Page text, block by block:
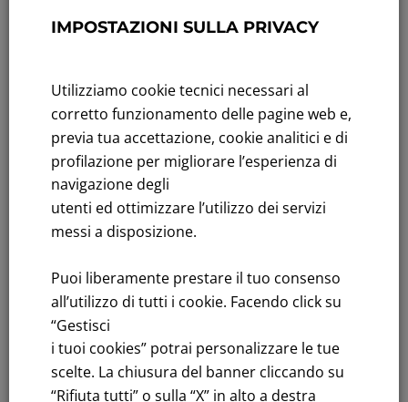
Title performance: On the stock Exchange
FNM S.p.A.
Headquarters in Milan, Piazzale Cadorna, 14
fnm@legalmail.it
Share capital € 230,000,000.00 fully paid up
Register of Companies
C.C.I.AA. Milano – REA 28331
IMPOSTAZIONI SULLA PRIVACY
Utilizziamo cookie tecnici necessari al
corretto funzionamento delle pagine web e,
previa tua accettazione, cookie analitici e di
profilazione per migliorare l’esperienza di
navigazione degli
utenti ed ottimizzare l’utilizzo dei servizi
messi a disposizione.
Puoi liberamente prestare il tuo consenso
all’utilizzo di tutti i cookie. Facendo click su
“Gestisci
i tuoi cookies” potrai personalizzare le tue
scelte. La chiusura del banner cliccando su
“Rifiuta tutti” o sulla “X” in alto a destra